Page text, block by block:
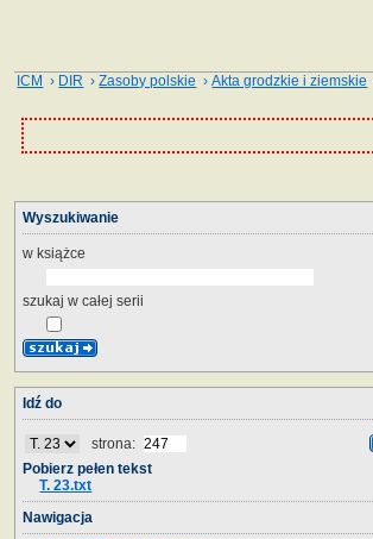
ICM › DIR ›Zasoby polskie ›Akta grodzkie i ziemskie
Wyszukiwanie
w książce
szukaj w całej serii
Idź do
strona:
Pobierz pełen tekst
T. 23.txt
Nawigacja